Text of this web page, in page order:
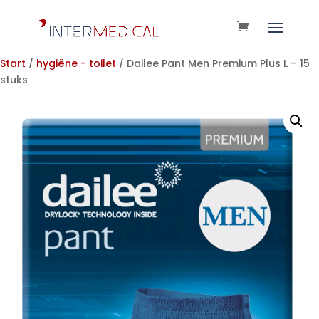
Start / hygiëne - toilet / Dailee Pant Men Premium Plus L – 15
stuks